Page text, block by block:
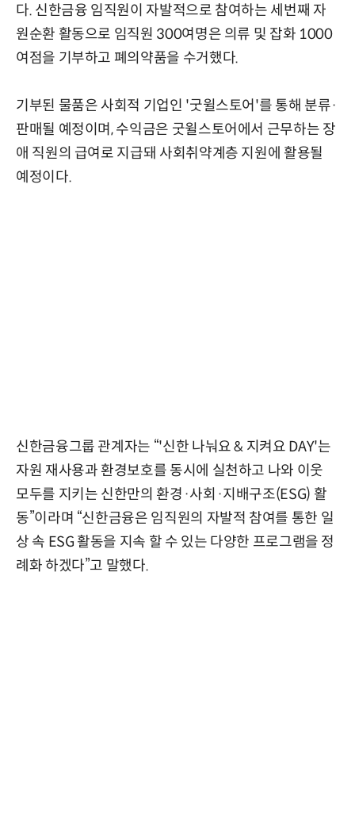
다. 신한금융 임직원이 자발적으로 참여하는 세번째 자
원순환 활동으로 임직원 300여명은 의류 및 잡화 1000
여점을 기부하고 폐의약품을 수거했다.
기부된 물품은 사회적 기업인 '굿윌스토어'를 통해 분류·
판매될 예정이며, 수익금은 굿윌스토어에서 근무하는 장
애 직원의 급여로 지급돼 사회취약계층 지원에 활용될
예정이다.
신한금융그룹 관계자는 “'신한 나눠요 & 지켜요 DAY'는
자원 재사용과 환경보호를 동시에 실천하고 나와 이웃
모두를 지키는 신한만의 환경·사회·지배구조(ESG) 활
동”이라며 “신한금융은 임직원의 자발적 참여를 통한 일
상 속 ESG 활동을 지속 할 수 있는 다양한 프로그램을 정
례화 하겠다”고 말했다.